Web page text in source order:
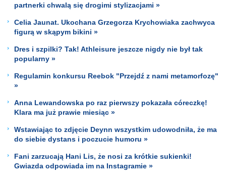
partnerki chwalą się drogimi stylizacjami »
Celia Jaunat. Ukochana Grzegorza Krychowiaka zachwyca
figurą w skąpym bikini »
Dres i szpilki? Tak! Athleisure jeszcze nigdy nie był tak
popularny »
Regulamin konkursu Reebok "Przejdź z nami metamorfozę"
»
Anna Lewandowska po raz pierwszy pokazała córeczkę!
Klara ma już prawie miesiąc »
Wstawiając to zdjęcie Deynn wszystkim udowodniła, że ma
do siebie dystans i poczucie humoru »
Fani zarzucają Hani Lis, że nosi za krótkie sukienki!
Gwiazda odpowiada im na Instagramie »